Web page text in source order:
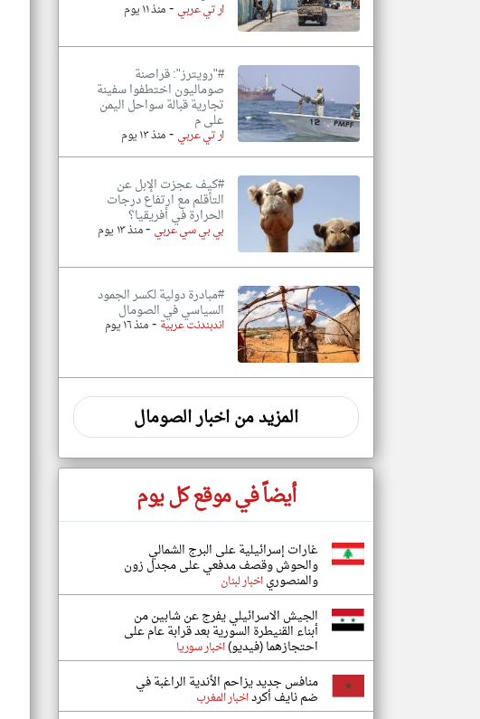
ار تي عربي -منذ ١١ يوم
#"رويترز": قراصنة
صوماليون اختطفوا سفينة
تجارية قبالة سواحل اليمن
على م
ار تي عربي -منذ ١٣ يوم
#كيف عجزت الإبل عن
التأقلم مع ارتفاع درجات
الحرارة في أفريقيا؟
بي بي سي عربي-منذ ١٣ يوم
#مبادرة دولية لكسر الجمود
السياسي في الصومال
اندبندنت عربية -منذ ١٦ يوم
المزيد من اخبار الصومال
أيضاً في موقع كل يوم
غارات إسرائيلية على البرج الشمالي
والحوش وقصف مدفعي على مجدل زون
والمنصورياخبار لبنان
الجيش الاسرائيلي يفرج عن شابين من
أبناء القنيطرة السورية بعد قرابة عام على
احتجازهما (فيديو)اخبار سوريا
منافس جديد يزاحم الأندية الراغبة في
ضم نايف أكرداخبار المغرب